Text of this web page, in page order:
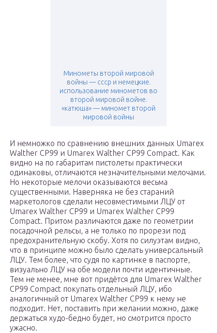
Минометы второй мировой
войны — ссср и немецкие.
использование минометов во
второй мировой войне.
«катюша» — миномет второй
мировой войны
И немножко по сравнению внешних данных Umarex
Walther CP99 и Umarex Walther CP99 Compact. Как
видно на по габаритам пистолеты практически
одинаковы, отличаются незначительными мелочами.
Но некоторые мелочи оказываются весьма
существенными. Наверняка не без стараний
маркетологов сделали несовместимыми ЛЦУ от
Umarex Walther CP99 и Umarex Walther CP99
Compact. Притом различаются даже по геометрии
посадочной рельсы, а не только по прорези под
предохранительную скобу. Хотя по силуэтам видно,
что в принципе можно было сделать универсальный
ЛЦУ. Тем более, что судя по картинке в паспорте,
визуально ЛЦУ на обе модели почти идентичные.
Тем не менее, мне вот придётся для Umarex Walther
CP99 Compact покупать отдельный ЛЦУ, ибо
аналогичный от Umarex Walther CP99 к нему не
подходит. Нет, поставить при желании можно, даже
держаться худо-бедно будет, но смотрится просто
ужасно.